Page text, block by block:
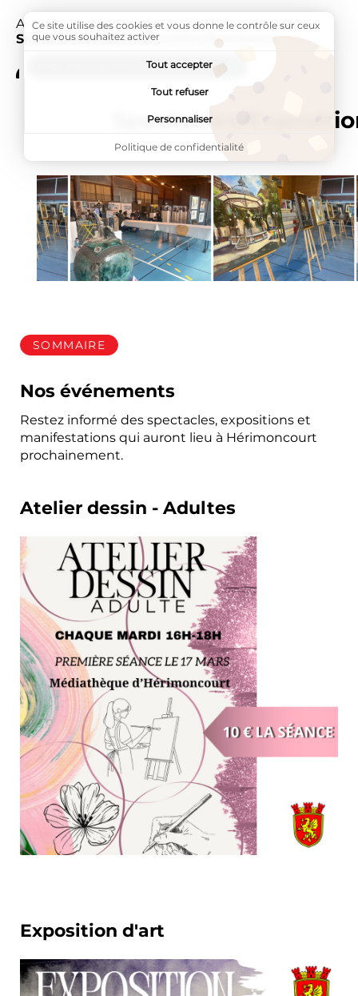
Accueil Mes sorties & activités
Page active :
Spectacles/Expositions/Manifestations
ADDTOANY (SHARE) EST DÉSACTIVÉ.
Spectacles/
Nos événements
Restez informé des spectacles, expositions et
manifestations qui auront lieu à Hérimoncourt
prochainement.
Atelier dessin - Adultes
Exposition d'art
SOMMAIRE
Ce site utilise des cookies et vous donne le contrôle sur ceux
que vous souhaitez activer
Tout accepter
Tout refuser
Personnaliser
Politique de confidentialité